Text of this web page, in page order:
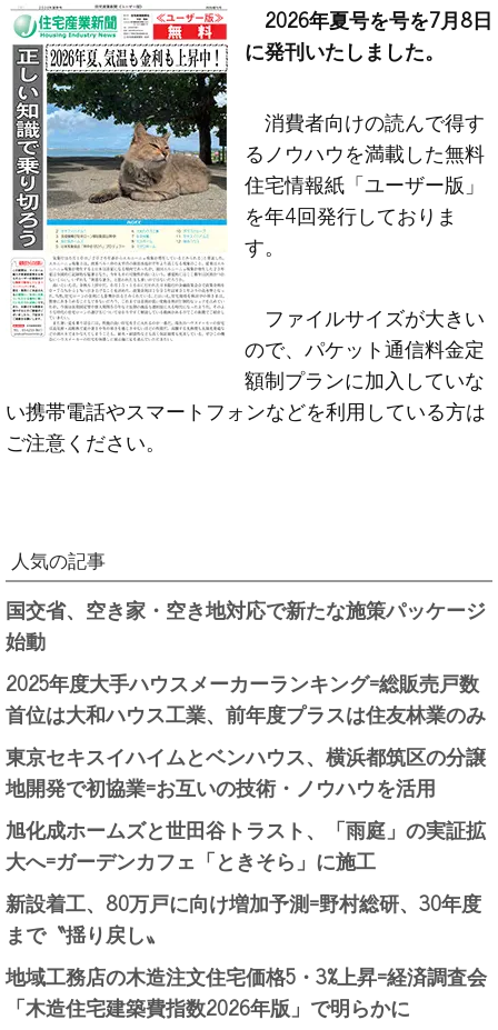
2026年夏号を号を7月8日
に発刊いたしました。
消費者向けの読んで得す
るノウハウを満載した無料
住宅情報紙「ユーザー版」
を年4回発行しておりま
す。
ファイルサイズが大きい
ので、パケット通信料金定
額制プランに加入していな
い携帯電話やスマートフォンなどを利用している方は
ご注意ください。
人気の記事
国交省、空き家・空き地対応で新たな施策パッケージ
始動
2025年度大手ハウスメーカーランキング=総販売戸数
首位は大和ハウス工業、前年度プラスは住友林業のみ
東京セキスイハイムとベンハウス、横浜都筑区の分譲
地開発で初協業=お互いの技術・ノウハウを活用
旭化成ホームズと世田谷トラスト、「雨庭」の実証拡
大へ=ガーデンカフェ「ときそら」に施工
新設着工、80万戸に向け増加予測=野村総研、30年度
まで〝揺り戻し〟
地域工務店の木造注文住宅価格5・3%上昇=経済調査会
「木造住宅建築費指数2026年版」で明らかに